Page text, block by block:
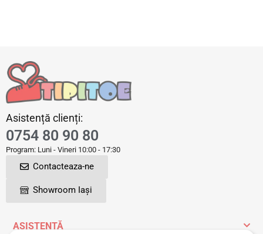
Asistență clienți:
0754 80 90 80
Program: Luni - Vineri 10:00 - 17:30
Contacteaza-ne
Showroom Iași
ASISTENȚĂ